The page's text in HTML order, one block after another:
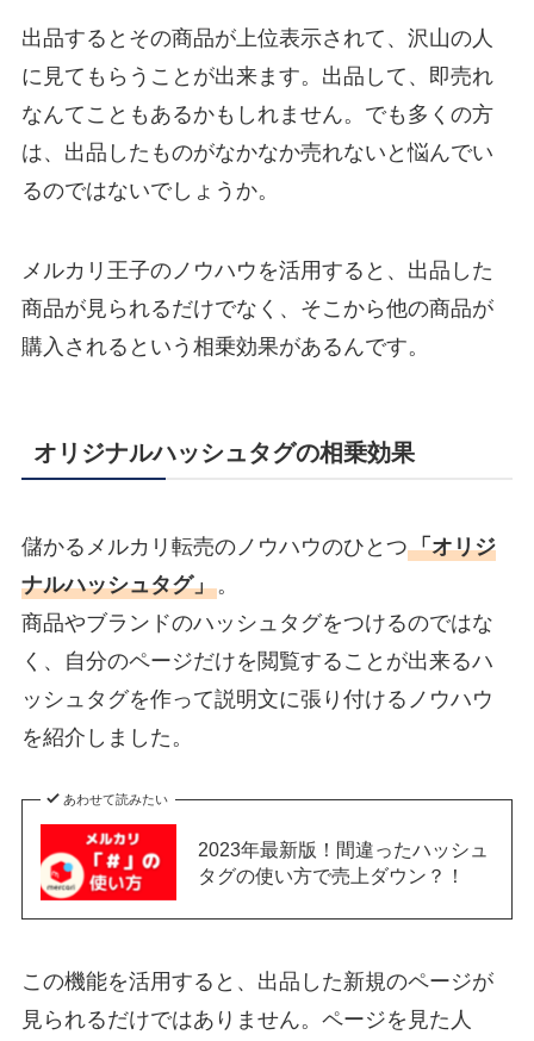
出品するとその商品が上位表示されて、沢山の人
に見てもらうことが出来ます。出品して、即売れ
なんてこともあるかもしれません。でも多くの方
は、出品したものがなかなか売れないと悩んでい
るのではないでしょうか。
メルカリ王子のノウハウを活用すると、出品した
商品が見られるだけでなく、そこから他の商品が
購入されるという相乗効果があるんです。
オリジナルハッシュタグの相乗効果
儲かるメルカリ転売のノウハウのひとつ「オリジ
ナルハッシュタグ」。
商品やブランドのハッシュタグをつけるのではな
く、自分のページだけを閲覧することが出来るハ
ッシュタグを作って説明文に張り付けるノウハウ
を紹介しました。
あわせて読みたい
2023年最新版！間違ったハッシュ
タグの使い方で売上ダウン？！
この機能を活用すると、出品した新規のページが
見られるだけではありません。ページを見た人